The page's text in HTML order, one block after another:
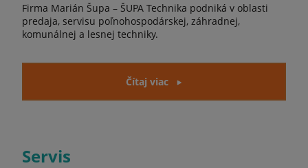
Firma Marián Šupa – ŠUPA Technika podniká v oblasti
predaja, servisu poľnohospodárskej, záhradnej,
komunálnej a lesnej techniky.
Čítaj viac
Servis